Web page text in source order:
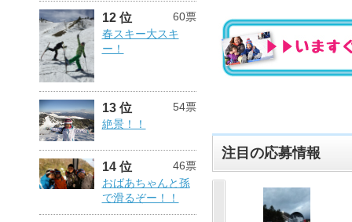
12 位
60票
春スキー大スキ
ー！
13 位
54票
絶景！！
14 位
46票
おばあちゃんと孫
で滑るぞー！！
注目の応募情報